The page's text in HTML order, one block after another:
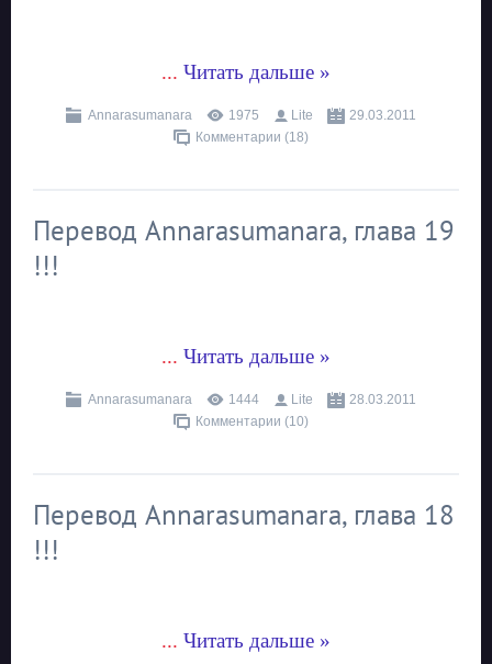
... Читать дальше »
Annarasumanara 1975 Lite
29.03.2011
Комментарии (18)
Перевод Annarasumanara, глава 19
!!!
... Читать дальше »
Annarasumanara 1444 Lite
28.03.2011
Комментарии (10)
Перевод Annarasumanara, глава 18
!!!
... Читать дальше »